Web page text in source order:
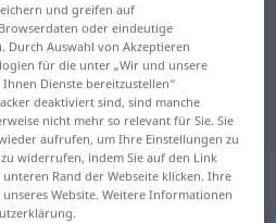
Übersetzung für
Übersetzung
und greifen auf
oder eindeutige
Durch Auswahl von Akzeptieren
für die unter „Wir und unsere
Dienste bereitzustellen“
deaktiviert sind, sind manche
nicht mehr so relevant für Sie. Sie
aufrufen, um Ihre Einstellungen zu
widerrufen, indem Sie auf den Link
Rand der Webseite klicken. Ihre
Website. Weitere Informationen